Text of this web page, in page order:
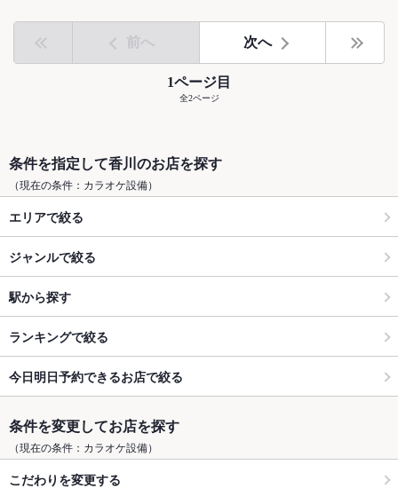
前へ 次へ
1ページ目
全2ページ
条件を指定して香川のお店を探す
（現在の条件：カラオケ設備）
エリアで絞る
ジャンルで絞る
駅から探す
ランキングで絞る
今日明日予約できるお店で絞る
条件を変更してお店を探す
（現在の条件：カラオケ設備）
こだわりを変更する